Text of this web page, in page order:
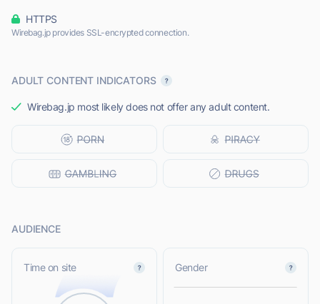
HTTPS
Wirebag.jp provides SSL-encrypted connection.
ADULT CONTENT INDICATORS
Wirebag.jp most likely does not offer any adult content.
AUDIENCE
Time on site Gender